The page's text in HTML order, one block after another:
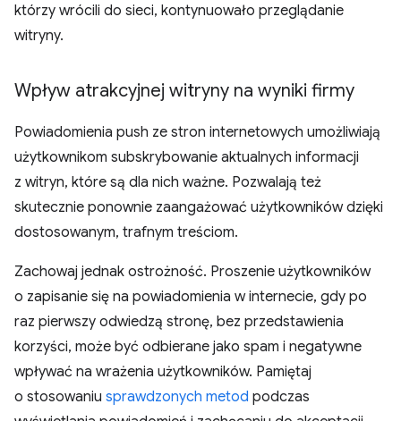
którzy wrócili do sieci, kontynuowało przeglądanie
witryny.
Wpływ atrakcyjnej witryny na wyniki firmy
Powiadomienia push ze stron internetowych umożliwiają
użytkownikom subskrybowanie aktualnych informacji
z witryn, które są dla nich ważne. Pozwalają też
skutecznie ponownie zaangażować użytkowników dzięki
dostosowanym, trafnym treściom.
Zachowaj jednak ostrożność. Proszenie użytkowników
o zapisanie się na powiadomienia w internecie, gdy po
raz pierwszy odwiedzą stronę, bez przedstawienia
korzyści, może być odbierane jako spam i negatywne
wpływać na wrażenia użytkowników. Pamiętaj
o stosowaniu sprawdzonych metod podczas